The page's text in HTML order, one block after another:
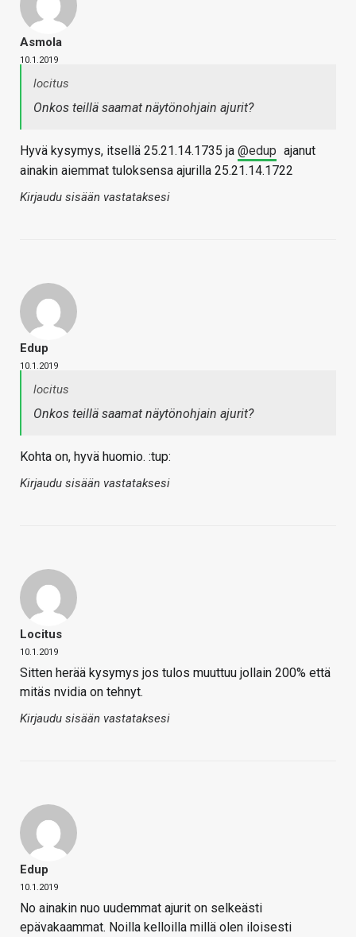
Asmola
10.1.2019
locitus
Onkos teillä saamat näytönohjain ajurit?
Hyvä kysymys, itsellä 25.21.14.1735 ja @edup ajanut
ainakin aiemmat tuloksensa ajurilla 25.21.14.1722
Kirjaudu sisään vastataksesi
Edup
10.1.2019
locitus
Onkos teillä saamat näytönohjain ajurit?
Kohta on, hyvä huomio. :tup:
Kirjaudu sisään vastataksesi
Locitus
10.1.2019
Sitten herää kysymys jos tulos muuttuu jollain 200% että
mitäs nvidia on tehnyt.
Kirjaudu sisään vastataksesi
Edup
10.1.2019
No ainakin nuo uudemmat ajurit on selkeästi
epävakaammat. Noilla kelloilla millä olen iloisesti